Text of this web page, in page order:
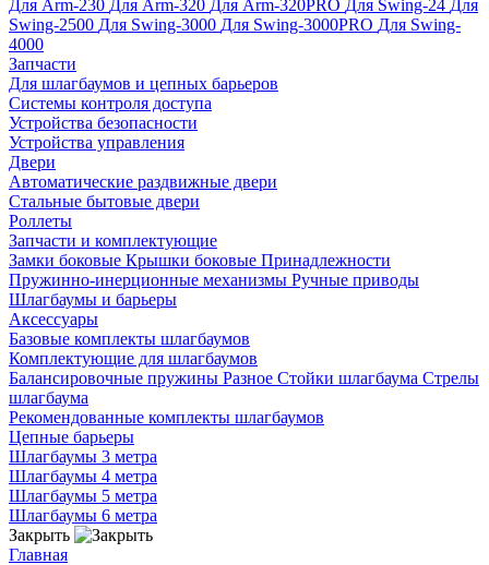
Для Arm-230 Для Arm-320 Для Arm-320PRO Для Swing-24 Для
Swing-2500 Для Swing-3000 Для Swing-3000PRO Для Swing-
4000
Запчасти
Для шлагбаумов и цепных барьеров
Системы контроля доступа
Устройства безопасности
Устройства управления
Двери
Автоматические раздвижные двери
Стальные бытовые двери
Роллеты
Запчасти и комплектующие
Замки боковые Крышки боковые Принадлежности
Пружинно-инерционные механизмы Ручные приводы
Шлагбаумы и барьеры
Аксессуары
Базовые комплекты шлагбаумов
Комплектующие для шлагбаумов
Балансировочные пружины Разное Стойки шлагбаума Стрелы
шлагбаума
Рекомендованные комплекты шлагбаумов
Цепные барьеры
Шлагбаумы 3 метра
Шлагбаумы 4 метра
Шлагбаумы 5 метра
Шлагбаумы 6 метра
Закрыть
Главная